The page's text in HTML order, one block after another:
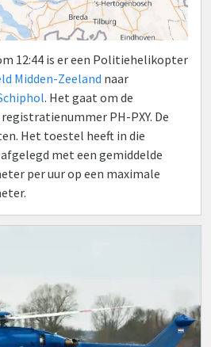
12:44 is er een Politiehelikopter
Midden-Zeeland naar
. Het gaat om de
PH-PXY. De
Het toestel heeft in die
met een gemiddelde
per uur op een maximale